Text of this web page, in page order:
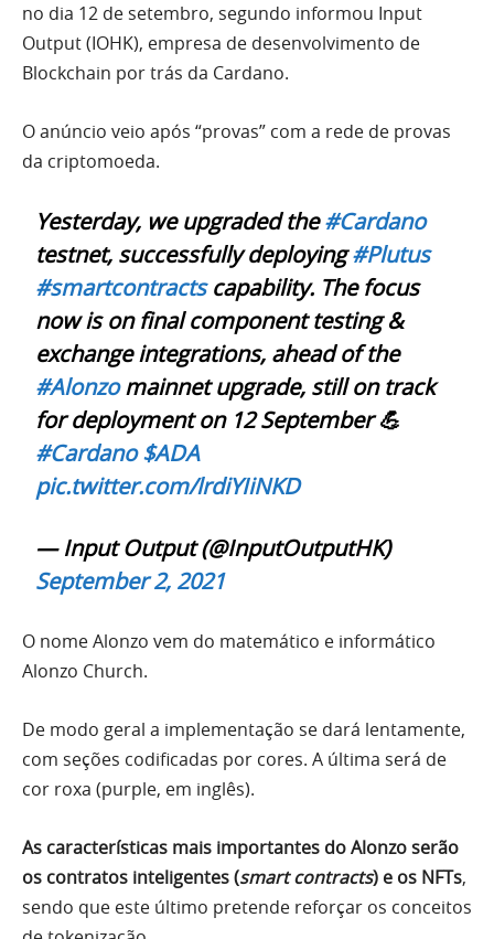
no dia 12 de setembro, segundo informou Input
Output (IOHK), empresa de desenvolvimento de
Blockchain por trás da Cardano.
O anúncio veio após “provas” com a rede de provas
da criptomoeda.
Yesterday, we upgraded the#Cardano
testnet, successfully deploying#Plutus
#smartcontractscapability. The focus
now is on final component testing &
exchange integrations, ahead of the
#Alonzomainnet upgrade, still on track
for deployment on 12 September 💪
#Cardano $ADA
pic.twitter.com/lrdiYIiNKD
— Input Output (@InputOutputHK)
September 2, 2021
O nome Alonzo vem do matemático e informático
Alonzo Church.
De modo geral a implementação se dará lentamente,
com seções codificadas por cores. A última será de
cor roxa (purple, em inglês).
As características mais importantes do Alonzo serão
os contratos inteligentes (smart contracts) e os NFTs,
sendo que este último pretende reforçar os conceitos